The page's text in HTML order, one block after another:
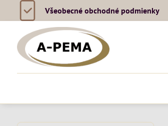
Všeobecné obchodné podmienky